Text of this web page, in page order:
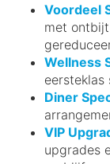
Voordeel
met
Wellness
Diner
VIP
upgrades